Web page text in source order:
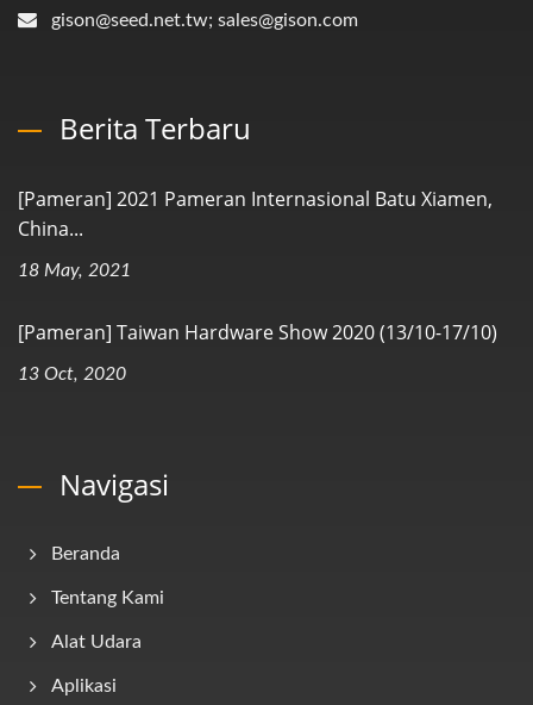
gison@seed.net.tw; sales@gison.com
Berita Terbaru
[Pameran] 2021 Pameran Internasional Batu Xiamen,
China...
18 May, 2021
[Pameran] Taiwan Hardware Show 2020 (13/10-17/10)
13 Oct, 2020
Navigasi
Beranda
Tentang Kami
Alat Udara
Aplikasi